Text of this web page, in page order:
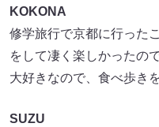
KOKONA
修学旅行で京都に行った
をして凄く楽しかったの
大好きなので、食べ歩き
SUZU